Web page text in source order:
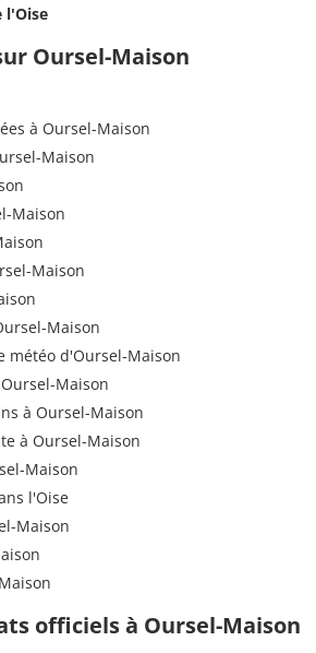
l'Oise
Oursel-Maison
à Oursel-Maison
Maison
Maison
Maison
Maison
météo d'Oursel-Maison
Maison
à Oursel-Maison
à Oursel-Maison
Maison
l'Oise
Maison
officiels à Oursel-Maison